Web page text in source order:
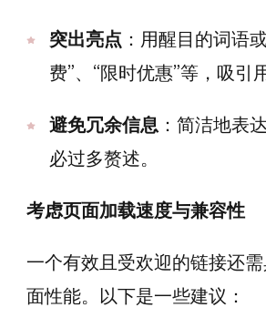
突出亮点 ：用醒目的词语
费”、“限时优惠”等，吸引
避免冗余信息 ：简洁地表
必过多赘述。
考虑页面加载速度与兼容性
一个有效且受欢迎的链接还
面性能。以下是一些建议：